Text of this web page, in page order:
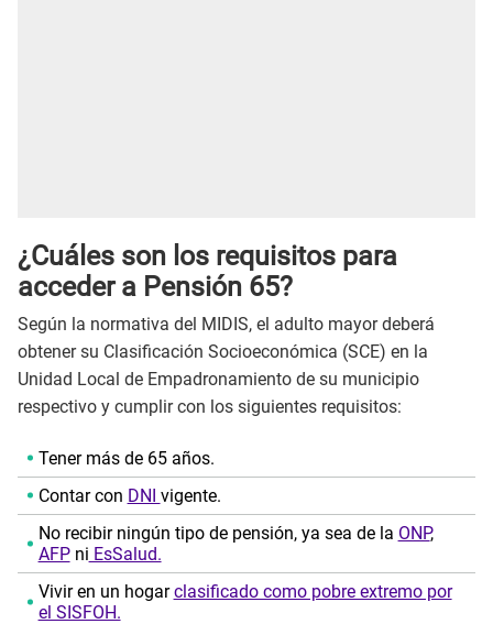
¿Cuáles son los requisitos para
acceder a Pensión 65?
Según la normativa del MIDIS, el adulto mayor deberá
obtener su Clasificación Socioeconómica (SCE) en la
Unidad Local de Empadronamiento de su municipio
respectivo y cumplir con los siguientes requisitos:
Tener más de 65 años.
Contar con DNI vigente.
No recibir ningún tipo de pensión, ya sea de la ONP,
AFPni EsSalud.
Vivir en un hogarclasificado como pobre extremo por
el SISFOH.